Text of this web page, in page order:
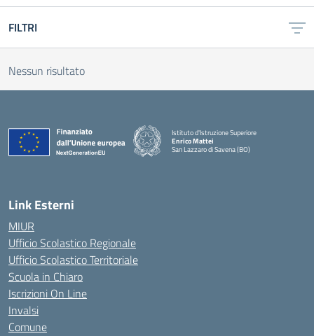
FILTRI
Nessun risultato
Istituto d'Istruzione Superiore
Enrico Mattei
San Lazzaro di Savena (BO)
Link Esterni
MIUR
Ufficio Scolastico Regionale
Ufficio Scolastico Territoriale
Scuola in Chiaro
Iscrizioni On Line
Invalsi
Comune